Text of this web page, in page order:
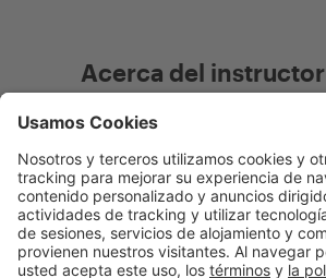
Acerca del instructor